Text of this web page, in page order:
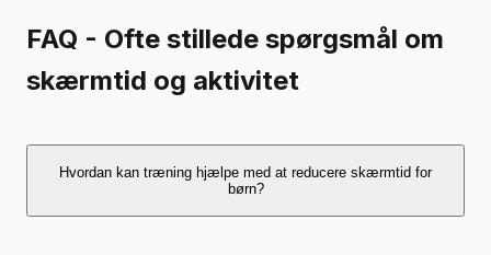
FAQ - Ofte stillede spørgsmål om
skærmtid og aktivitet
Hvordan kan træning hjælpe med at reducere skærmtid for
børn?